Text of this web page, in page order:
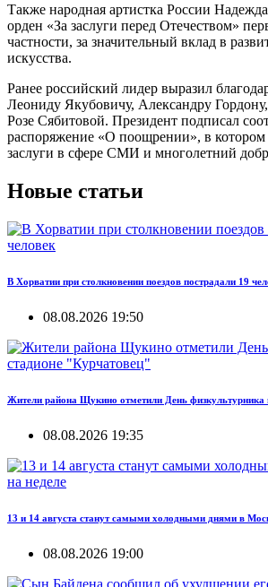
Также народная артистка России
орден «За заслуги перед Отечеством»
частности, за значительный вклад в
искусства.
Ранее российский лидер выразил
Леониду Якубовичу, Александру
Розе Сябитовой. Президент подписал
распоряжение «О поощрении», в
заслуги в сфере СМИ и многолетний
Новые статьи
В Хорватии при столкновении поездов пострадали 19
08.08.2026 19:50
Жители района Щукино отметили День физкультурника
08.08.2026 19:35
13 и 14 августа станут самыми холодными днями в
08.08.2026 19:00